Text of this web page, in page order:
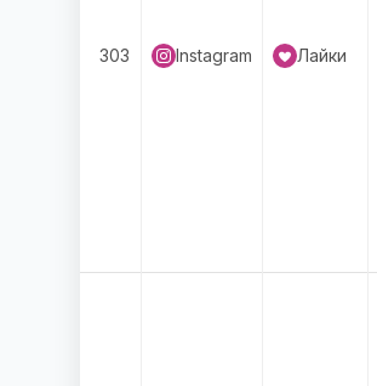
303 Instagram Лайки